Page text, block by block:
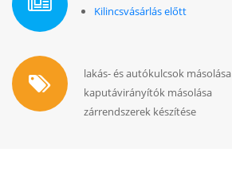
Kilincsvásárlás előtt
lakás- és autókulcsok másolása
kaputávirányítók másolása
zárrendszerek készítése